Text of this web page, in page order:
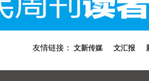
友情链接： 文新传媒 文汇报